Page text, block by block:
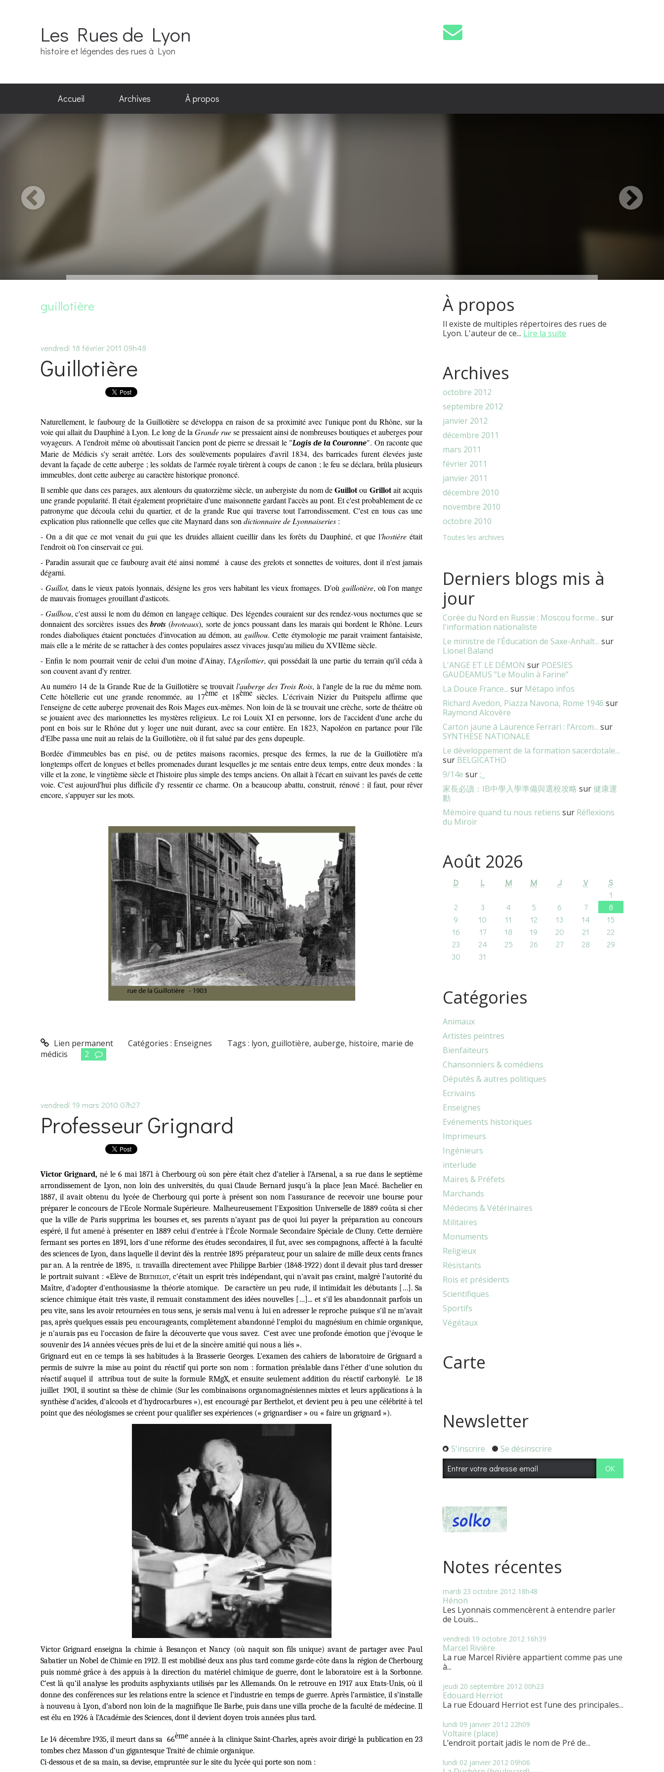
Les Rues de Lyon
histoire et légendes des rues à Lyon
Accueil Archives À propos
guillotière
vendredi 18 février 2011 09h48
Guillotière
Naturellement, le faubourg de la Guillotière se développa en raison de sa proximité avec l'unique pont du Rhône, sur la
voie qui allait du Dauphiné à Lyon. Le long de laGrande ruese pressaient ainsi de nombreuses boutiques et auberges pour
voyageurs. A l'endroit même où aboutissait l'ancien pont de pierre se dressait le "Logis de la Couronne". On raconte que
Marie de Médicis s'y serait arrêtée. Lors des soulèvements populaires d'avril 1834, des barricades furent élevées juste
devant la façade de cette auberge ; les soldats de l'armée royale tirèrent à coups de canon ; le feu se déclara, brûla plusieurs
immeubles, dont cette auberge au caractère historique prononcé.
Il semble que dans ces parages, aux alentours du quatorzième siècle, un aubergiste du nom deGuillotou Grillotait acquis
une grande popularité. Il était également propriétaire d'une maisonnette gardant l'accès au pont. Et c'est probablement de ce
patronyme que découla celui du quartier, et de la grande Rue qui traverse tout l'arrondissement. C'est en tous cas une
explication plus rationnelle que celles que cite Maynard dans son dictionnaire de Lyonnaiseries :
- On a dit que ce mot venait du gui que les druides allaient cueillir dans les forêts du Dauphiné, et que l'hostière était
l'endroit où l'on cinservait ce gui.
- Paradin assurait que ce faubourg avait été ainsi nommé à cause des grelots et sonnettes de voitures, dont il n'est jamais
dégarni.
- Guillot, dans le vieux patois lyonnais, désigne les gros vers habitant les vieux fromages. D'où guillotière, où l'on mange
de mauvais fromages grouillant d'asticots.
- Guilhou, c'est aussi le nom du démon en langage celtique. Des légendes couraient sur des rendez-vous nocturnes que se
donnaient des sorcières issues desbrots (broteaux), sorte de joncs poussant dans les marais qui bordent le Rhône. Leurs
rondes diaboliques étaient ponctuées d'invocation au démon, au guilhou. Cette étymologie me parait vraiment fantaisiste,
mais elle a le mérite de se rattacher à des contes populaires assez vivaces jusqu'au milieu du XVIIème siècle.
- Enfin le nom pourrait venir de celui d'un moine d'Ainay, l'Agrilottier, qui possédait là une partie du terrain qu'il céda à
son couvent avant d'y rentrer.
Au numéro 14 de la Grande Rue de la Guillotière se trouvaitl'auberge des Trois Rois, à l'angle de la rue du même nom.
Cette hôtellerie eut une grande renommée, au 17ème et 18èmesiècles. L’écrivain Nizier du Puitspelu affirme que
l'enseigne de cette auberge provenait des Rois Mages eux-mêmes. Non loin de là se trouvait une crèche, sorte de théâtre où
se jouaient avec des marionnettes les mystères religieux. Le roi Louix XI en personne, lors de l'accident d'une arche du
pont en bois sur le Rhône dut y loger une nuit durant, avec sa cour entière. En 1823, Napoléon en partance pour l'île
d'Elbe passa une nuit au relais de la Guillotière, où il fut salué par des gens dupeuple.
Bordée d'immeubles bas en pisé, ou de petites maisons racornies, presque des fermes, la rue de la Guillotière m'a
longtemps offert de longues et belles promenades durant lesquelles je me sentais entre deux temps, entre deux mondes : la
ville et la zone, le vingtième siècle et l'histoire plus simple des temps anciens. On allait à l'écart en suivant les pavés de cette
voie. C'est aujourd'hui plus difficile d'y ressentir ce charme. On a beaucoup abattu, construit, rénové : il faut, pour rêver
encore, s'appuyer sur les mots.
Lien permanent Catégories : Enseignes Tags : lyon, guillotière,auberge, histoire, marie de
médicis
2
vendredi 19 mars 2010 07h27
Professeur Grignard
Victor Grignard, né le 6 mai 1871 à Cherbourg où son père était chez d’atelier à l’Arsenal, a sa rue dans le septième
arrondissement de Lyon, non loin des universités, du quai Claude Bernard jusqu’à la place Jean Macé. Bachelier en
1887, il avait obtenu du lycée de Cherbourg qui porte à présent son nom l’assurance de recevoir une bourse pour
préparer le concours de l’Ecole Normale Supérieure. Malheureusement l'Exposition Universelle de 1889 coûta si cher
que la ville de Paris supprima les bourses et, ses parents n'ayant pas de quoi lui payer la préparation au concours
espéré, il fut amené à présenter en 1889 celui d'entrée à l'École Normale Secondaire Spéciale de Cluny. Cette dernière
fermant ses portes en 1891, lors d'une réforme des études secondaires, il fut, avec ses compagnons, affecté à la faculté
des sciences de Lyon, dans laquelle il devint dès la rentrée 1895 préparateur, pour un salaire de mille deux cents francs
par an. A la rentrée de 1895, il travailla directement avec Philippe Barbier (1848-1922) dont il devait plus tard dresser
le portrait suivant : «Elève de Berthelot, c’était un esprit très indépendant, qui n'avait pas craint, malgré l'autorité du
Maître, d'adopter d'enthousiasme la théorie atomique.
De caractère un peu rude, il intimidait les débutants […]. Sa
science chimique était très vaste, il remuait constamment des idées nouvelles […]... et s'il les abandonnait parfois un
peu vite, sans les avoir retournées en tous sens, je serais mal venu à lui en adresser le reproche puisque s'il ne m'avait
pas, après quelques essais peu encourageants, complètement abandonné l'emploi du magnésium en chimie organique,
je n'aurais pas eu l'occasion de faire la découverte que vous savez. C'est avec une profonde émotion que j'évoque le
souvenir des 14 années vécues près de lui et de la sincère amitié qui nous a liés ».
Grignard eut en ce temps là ses habitudes à la Brasserie Georges. L'examen des cahiers de laboratoire de Grignard a
permis de suivre la mise au point du réactif qui porte son nom : formation préalable dans l'éther d'une solution du
réactif auquel il
attribua tout de suite la formule RMgX, et ensuite seulement addition du réactif carbonylé.
Le 18
juillet 1901, il soutint sa thèse de chimie (Sur les combinaisons organomagnésiennes mixtes et leurs applications à la
synthèse d'acides, d'alcools et d'hydrocarbures »), est encouragé par Berthelot, et devient peu à peu une célébrité à tel
point que des néologismes se créent pour qualifier ses expériences (« grignardiser » ou « faire un grignard »).
Victor Grignard enseigna la chimie à Besançon et Nancy (où naquit son fils unique) avant de partager avec Paul
Sabatier un Nobel de Chimie en 1912. Il est mobilisé deux ans plus tard comme garde-côte dans la région de Cherbourg
puis nommé grâce à des appuis à la direction du matériel chimique de guerre, dont le laboratoire est à la Sorbonne.
C’est là qu’il analyse les produits asphyxiants utilisés par les Allemands. On le retrouve en 1917 aux Etats-Unis, où il
donne des conférences sur les relations entre la science et l’industrie en temps de guerre. Après l’armistice, il s’installe
à nouveau à Lyon, d’abord non loin de la magnifique Ile Barbe, puis dans une villa proche de la faculté de médecine. Il
est élu en 1926 à l’Académie des Sciences, dont il devient doyen trois années plus tard.
Le 14 décembre 1935, il meurt dans sa 66ème année à la clinique Saint-Charles, après avoir dirigé la publication en 23
tombes chez Masson d’un gigantesque Traité de chimie organique.
Ci-dessous et de sa main, sa devise, empruntée sur le site du lycée qui porte son nom :
À propos
Il existe de multiples répertoires des rues de
Lyon. L'auteur de ce... Lire la suite
Archives
octobre 2012
septembre 2012
janvier 2012
décembre 2011
mars 2011
février 2011
janvier 2011
décembre 2010
novembre 2010
octobre 2010
Toutes les archives
Derniers blogs mis à
jour
Corée du Nord en Russie : Moscou forme... sur
l'information nationaliste
Le ministre de l'Éducation de Saxe-Anhalt... sur
Lionel Baland
L'ANGE ET LE DÉMON sur POESIES
GAUDEAMUS ”Le Moulin à Farine”
La Douce France... sur Métapo infos
Richard Avedon, Piazza Navona, Rome 1946 sur
Raymond Alcovère
Carton jaune à Laurence Ferrari : l’Arcom... sur
SYNTHESE NATIONALE
Le développement de la formation sacerdotale...
sur BELGICATHO
9/14e sur;_
家長必讀：IB中學入學準備與選校攻略 sur健康運
動
Mémoire quand tu nous retiens sur Réflexions
du Miroir
Août 2026
D L M M J V
S
1
2
3 4 5 6 7
8
9
10 11 12 13 14
15
16
17 18 19 20 21
22
23
24 25 26 27 28
29
30
31
Catégories
Animaux
Artistes peintres
Bienfaiteurs
Chansonniers & comédiens
Députés & autres politiques
Ecrivains
Enseignes
Evénements historiques
Imprimeurs
Ingénieurs
interlude
Maires & Préfets
Marchands
Médecins & Vétérinaires
Militaires
Monuments
Religieux
Résistants
Rois et présidents
Scientifiques
Sportifs
Végétaux
Carte
Newsletter
S'inscrire Se désinscrire
Notes récentes
mardi 23 octobre 2012 18h48
Hénon
Les Lyonnais commencèrent à entendre parler
de Louis...
vendredi 19 octobre 2012 16h39
Marcel Rivière
La rue Marcel Rivière appartient comme pas une
à...
jeudi 20 septembre 2012 00h23
Edouard Herriot
La rue Edouard Herriot est l’une des principales...
lundi 09 janvier 2012 22h09
Voltaire (place)
L’endroit portait jadis le nom de Pré de...
lundi 02 janvier 2012 09h06